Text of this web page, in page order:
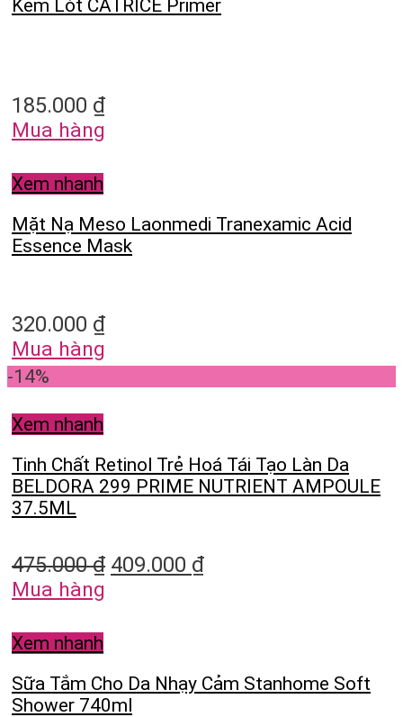
Kem Lót CATRICE Primer
185.000 ₫
Mua hàng
Xem nhanh
Mặt Nạ Meso Laonmedi Tranexamic Acid
Essence Mask
320.000 ₫
Mua hàng
-14%
Xem nhanh
Tinh Chất Retinol Trẻ Hoá Tái Tạo Làn Da
BELDORA 299 PRIME NUTRIENT AMPOULE
37.5ML
475.000₫ 409.000 ₫
Mua hàng
Xem nhanh
Sữa Tắm Cho Da Nhạy Cảm Stanhome Soft
Shower 740ml